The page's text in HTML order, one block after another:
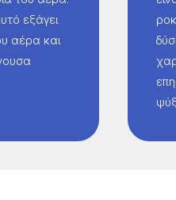
εξάγει
αέρα και